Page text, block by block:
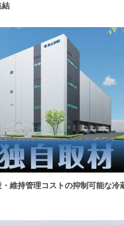
結
・維持管理コストの抑制可能な冷